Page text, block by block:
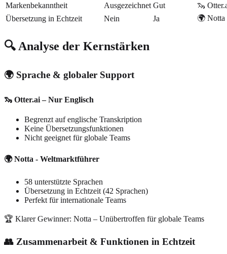
Markenbekanntheit
Ausgezeichnet Gut
🦦
Übersetzung in Echtzeit
Nein Ja 🌍 Notta
🔍 Analyse der Kernstärken
🌍 Sprache & globaler Support
🦦 Otter.ai – Nur Englisch
Begrenzt auf englische Transkription
Keine Übersetzungsfunktionen
Nicht geeignet für globale Teams
🌍 Notta - Weltmarktführer
58 unterstützte Sprachen
Übersetzung in Echtzeit (42 Sprachen)
Perfekt für internationale Teams
🏆 Klarer Gewinner: Notta – Unübertroffen für globale Teams
👥 Zusammenarbeit & Funktionen in Echtzeit